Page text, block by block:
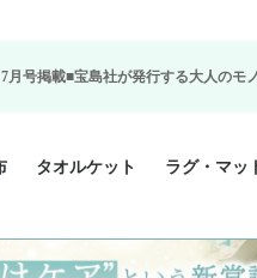
行する大人のモノ雑誌「
ジュニア 掛け布団カバー
シングル 掛け布団カバー
シングルロング 掛け布団
カバー
セミダブル 掛け布団カバ
ー
ダブル 掛け布団カバー
ダブルロング 掛け布団カ
バー
クィーン 掛け布団カバー
暖か 掛け布団カバー
ジュニア 敷布団カバー
セミシングル 敷布団カバ
ー
シングル 敷布団カバー
シングルロング 敷布団カ
バー
ダブル 敷布団カバー
35x50cm 枕カバー
43x63cm 枕カバー
50x70cm 枕カバー
シルク 枕カバー
シングル BOXシーツ
シングルロング BOXシー
ツ
セミダブル BOXシーツ
ダブル BOXシーツ
スーパーロング BOXシー
ツ
カバー2点セット
カバー3点セット
35×55cm
その他枕
タオルケット
ハーフサイズ
シングルサイズ
セミダブルサイズ
ダブルサイズ
接触冷感
天然素材 綿100%
ラグ・マッ